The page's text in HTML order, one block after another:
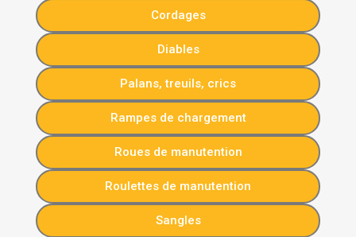
Cordages
Diables
Palans, treuils, crics
Rampes de chargement
Roues de manutention
Roulettes de manutention
Sangles